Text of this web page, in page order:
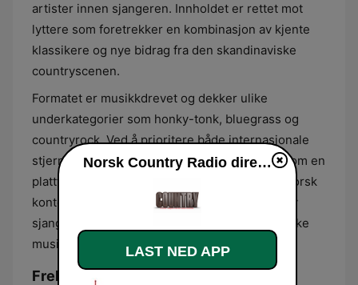
artister innen sjangeren. Innholdet er rettet mot
lyttere som foretrekker en kombinasjon av kjente
klassikere og nye bidrag fra den skandinaviske
countryscenen.
Formatet er musikkdrevet og dekker ulike
underkategorier som honky-tonk, bluegrass og
countryrock. Ved å prioritere både internasjonale
stjerner og lokale talenter, fungerer kanalen som en
plattform for formidling av countrykultur i en norsk
kontekst. Sendingene gir et oversiktlig bilde av
sjangerens bredde og dens posisjon i det norske
musikkmarkedet.
Frekvenser Norsk Country Radio:
Norsk Country Radio direkte
LAST NED APP